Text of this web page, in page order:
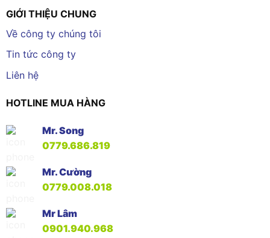
GIỚI THIỆU CHUNG
Về công ty chúng tôi
Tin tức công ty
Liên hệ
HOTLINE MUA HÀNG
Mr. Song
0779.686.819
Mr. Cường
0779.008.018
Mr Lâm
0901.940.968